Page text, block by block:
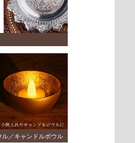
／キャンドルボウル